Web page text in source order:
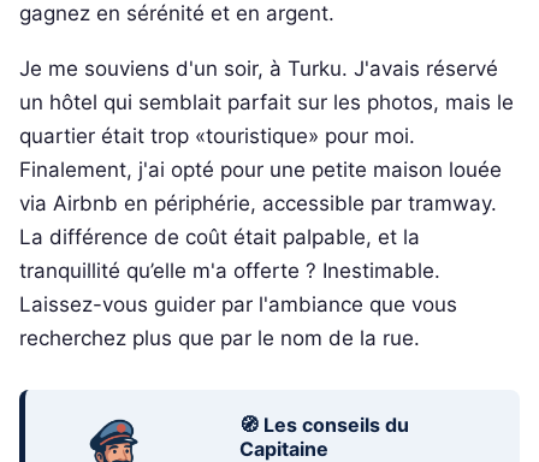
gagnez en sérénité et en argent.
Je me souviens d'un soir, à Turku. J'avais réservé
un hôtel qui semblait parfait sur les photos, mais le
quartier était trop «touristique» pour moi.
Finalement, j'ai opté pour une petite maison louée
via Airbnb en périphérie, accessible par tramway.
La différence de coût était palpable, et la
tranquillité qu’elle m'a offerte ? Inestimable.
Laissez-vous guider par l'ambiance que vous
recherchez plus que par le nom de la rue.
🧭 Les conseils du
Capitaine